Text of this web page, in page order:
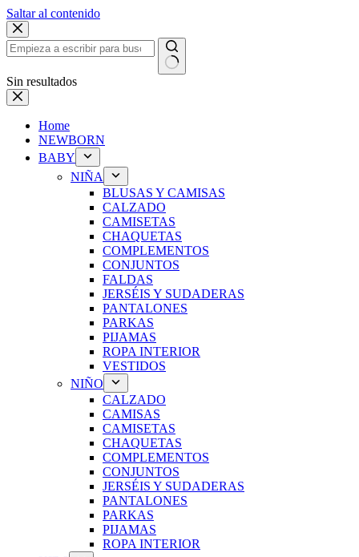
Saltar al contenido
Sin resultados
Home
NEWBORN
BABY
NIÑA
BLUSAS Y CAMISAS
CALZADO
CAMISETAS
CHAQUETAS
COMPLEMENTOS
CONJUNTOS
FALDAS
JERSÉIS Y SUDADERAS
PANTALONES
PARKAS
PIJAMAS
ROPA INTERIOR
VESTIDOS
NIÑO
CALZADO
CAMISAS
CAMISETAS
CHAQUETAS
COMPLEMENTOS
CONJUNTOS
JERSÉIS Y SUDADERAS
PANTALONES
PARKAS
PIJAMAS
ROPA INTERIOR